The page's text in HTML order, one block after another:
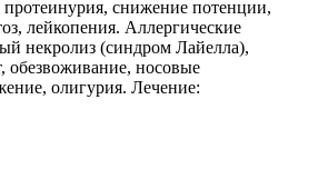
снижение потенции,
лейкопения. Аллергические
некролиз (синдром Лайелла),
обезвоживание, носовые
олигурия. Лечение: